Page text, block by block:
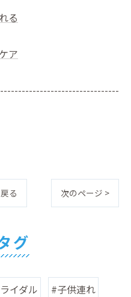
る
ア
る 次のページ >
グ
イダル
#子供連れ